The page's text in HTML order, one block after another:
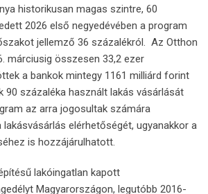
historikusan magas szintre, 60
2026 első negyedévében a program
jellemző 36 százalékról. Az Otthon
márciusig összesen 33,2 ezer
a bankok mintegy 1161 milliárd forint
90 százaléka használt lakás vásárlását
az arra jogosultak számára
elérhetőségét, ugyanakkor a
is hozzájárulhatott.
lakóingatlan kapott
Magyarországon, legutóbb 2016-